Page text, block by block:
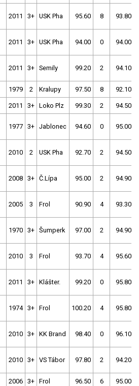
2011 3+ USK Pha 95.60 8 93.80
2011 3+ USK Pha 94.00 0 94.00
2011 3+ Semily 99.20 2 94.10
1979 2 Kralupy 97.50 8 92.10
2011 3+ Loko Plz 99.30 2 94.50
1977 3+ Jablonec 94.60 0 95.00
2010 2 USK Pha 92.70 2 94.50
2008 3+ Č.Lípa 95.00 2 94.90
2005 3 Frol 90.90 4 93.30
1970 3+ Šumperk 97.00 2 94.90
2010 3 Frol 93.70 4 95.60
2011 3+ Klášter. 99.20 0 95.80
1974 3+ Frol 100.20 4 95.80
2010 3+ KK Brand 98.40 0 96.10
2010 3+ VS Tábor 97.80 2 94.20
2006 3+ Frol 96.50 6 95.00